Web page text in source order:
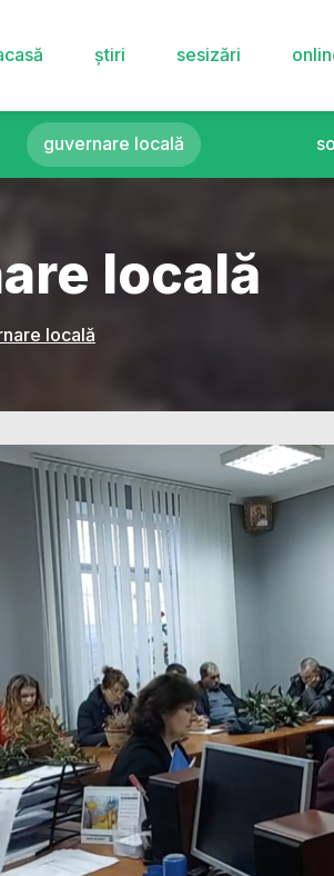
știri sesizări
guvernare locală
locală
locală